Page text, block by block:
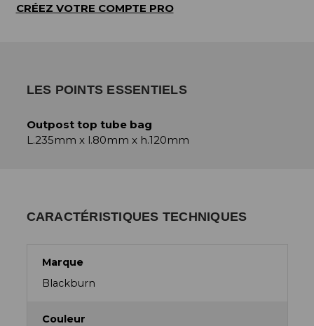
CRÉEZ VOTRE COMPTE PRO
LES POINTS ESSENTIELS
Outpost top tube bag
L.235mm x l.80mm x h.120mm
CARACTÉRISTIQUES TECHNIQUES
Marque
Blackburn
Couleur